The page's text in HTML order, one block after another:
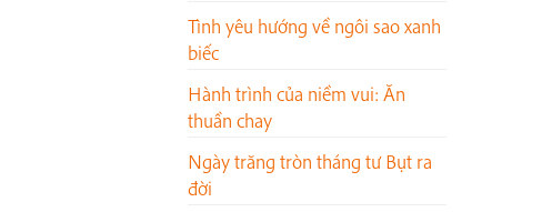
Tình yêu hướng về ngôi sao xanh
biếc
Hành trình của niềm vui: Ăn
thuần chay
Ngày trăng tròn tháng tư Bụt ra
đời